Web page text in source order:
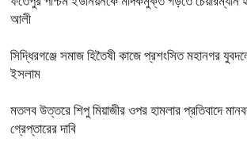
আলী
সিদ্ধিরগঞ্জে‌ সমাজ হিতৈষী কাজে প্রশংসিত মহানগর
ইসলাম
মতলব উত্তরে শিপু মিয়াজীর ওপর হামলার প্রতিবাদে
গ্রেপ্তারের দাবি